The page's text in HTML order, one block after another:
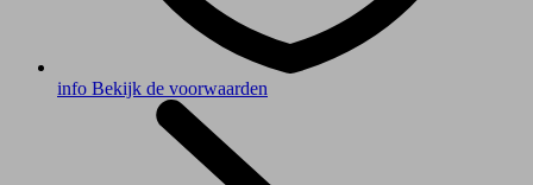
info Bekijk de voorwaarden